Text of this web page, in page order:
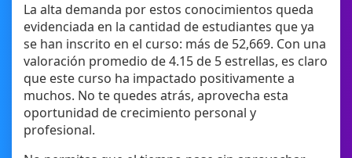
La alta demanda por estos conocimientos queda
evidenciada en la cantidad de estudiantes que ya
se han inscrito en el curso: más de 52,669. Con una
valoración promedio de 4.15 de 5 estrellas, es claro
que este curso ha impactado positivamente a
muchos. No te quedes atrás, aprovecha esta
oportunidad de crecimiento personal y
profesional.